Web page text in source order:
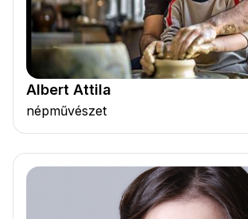
Albert Attila
népművészet